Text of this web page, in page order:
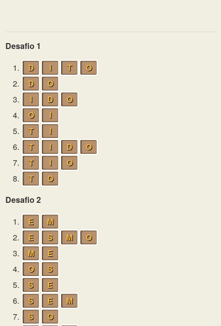
Desafio 1
1.
D I T
O
2.
D
O
3.
I D
O
4.
O
I
5.
T
I
6.
T I D
O
7.
T I
O
8.
T
O
Desafio 2
1.
E
M
2.
E S M
O
3.
M
E
4.
O
S
5.
S
E
6.
S E
M
7.
S
O